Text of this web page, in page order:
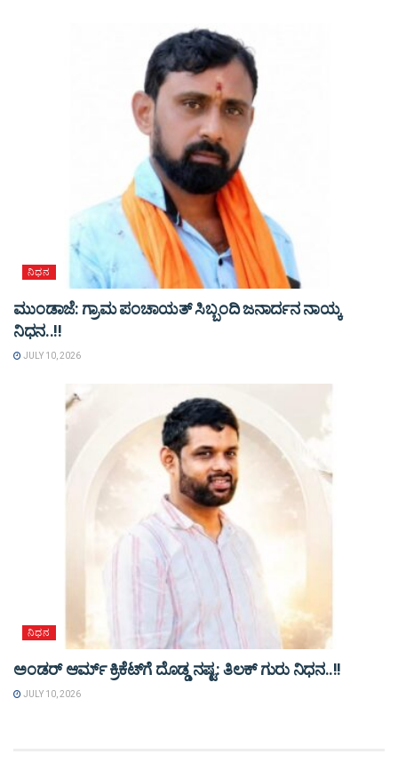
ನಿಧನ
ಮುಂಡಾಜೆ: ಗ್ರಾಮ ಪಂಚಾಯತ್ ಸಿಬ್ಬಂದಿ ಜನಾರ್ದನ ನಾಯ್ಕ
ನಿಧನ..!!
JULY 10, 2026
ನಿಧನ
ಅಂಡರ್ ಆರ್ಮ್ ಕ್ರಿಕೆಟ್‌ಗೆ ದೊಡ್ಡ ನಷ್ಟ: ತಿಲಕ್ ಗುರು ನಿಧನ..!!
JULY 10, 2026